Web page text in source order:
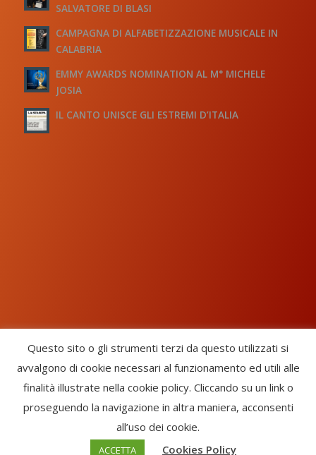
SALVATORE DI BLASI
CAMPAGNA DI ALFABETIZZAZIONE MUSICALE IN
CALABRIA
EMMY AWARDS NOMINATION AL M° MICHELE
JOSIA
IL CANTO UNISCE GLI ESTREMI D’ITALIA
Chorus Inside - International Choral Federation - APS Ente Terzo
Settore · CF: 93058420691
CHORUS INSIDE ® TRADE MARK (Marchio Registrato codice:
Enfold Theme by Kriesi
Questo sito o gli strumenti terzi da questo utilizzati si
avvalgono di cookie necessari al funzionamento ed utili alle
finalità illustrate nella cookie policy. Cliccando su un link o
proseguendo la navigazione in altra maniera, acconsenti
all’uso dei cookie.
ACCETTA Cookies Policy